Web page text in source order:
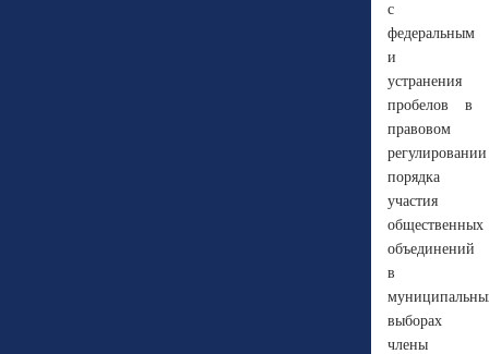
с
федеральным
и
устранения
пробелов в
правовом
регулировании
порядка
участия
общественных
объединений
в
выборах
члены